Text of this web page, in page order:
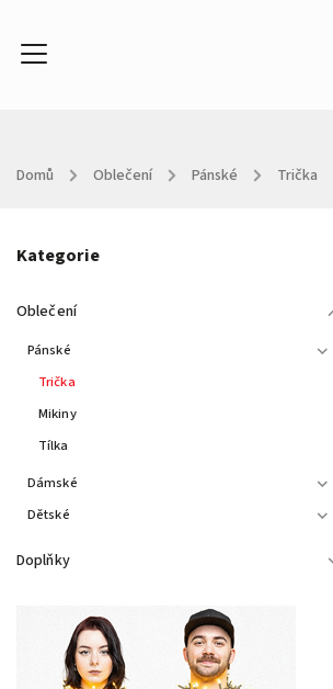
Domů / Oblečení / Pánské / Trička
Kategorie
Oblečení
Pánské
Trička
Mikiny
Tílka
Dámské
Dětské
Doplňky